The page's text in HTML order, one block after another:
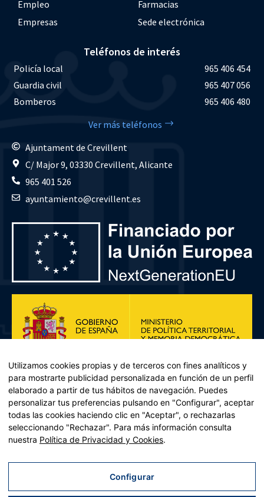
Empleo
Farmacias
Empresas
Sede electrónica
Teléfonos de interés
Policía local
965 406 454
Guardia civil
965 407 056
Bomberos
965 406 480
Ver más teléfonos
Ajuntament de Crevillent
C/ Major 9, 03330 Crevillent, Alicante
965 401 526
ayuntamiento@crevillent.es
Plan de Recuperación, Transformación y Resiliencia – Financiado por
Recuperación y resiliencia, establecido por el Reglamento (UE)
2021/241 del Parlamento Europeo y del Consejo, de 12 de febrero
Utilizamos cookies propias y de terceros con fines analíticos y
para mostrarte publicidad personalizada en función de un perfil
elaborado a partir de tus hábitos de navegación. Puedes
personalizar tus preferencias pulsando en "Configurar", aceptar
todas las cookies haciendo clic en "Aceptar", o rechazarlas
seleccionando "Rechazar". Para más información consulta
nuestra Política de Privacidad y Cookies.
Configurar